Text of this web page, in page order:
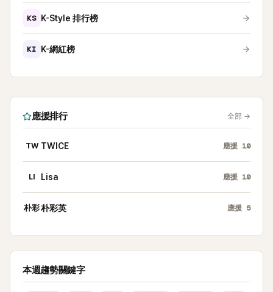
KS K-Style 排行榜
KI K-網紅榜
應援排行 全部 →
TW TWICE 應援 10
LI Lisa 應援 10
朴彩朴彩英 應援 5
本週趨勢關鍵字